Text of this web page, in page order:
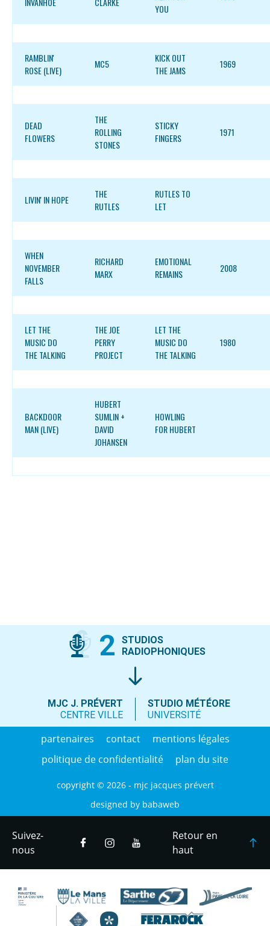
YOU
RAMBLIN'
ROSE (LIVE)
MC5
KICK OUT
THE JAMS
1969
DEAD
FLOWERS
THE
ROLLING
STONES
STICKY
FINGERS
1971
LIVIN' IN HOPE
THE
RUTLES
RUTLES TO
LET
WHEN
NOVEMBER
FALLS
RICHARD
MARX
EMOTIONAL
REMAINS
2008
LET THE
MUSIC DO
THE TALKING
THE JOE
PERRY
PROJECT
LET THE
MUSIC DO
THE TALKING
1980
BACKDOOR
MAN (LIVE)
HUBERT
SUMLIN +
DAVID
JOHANSEN
HOWLING
FOR HUBERT
2
STUDIOS
RADIOPHONIQUES
MJC J. PRÉVERT
CENTRE VILLE
STUDIO MÉTÉORE
UNIVERSITÉ
partenaires contact
mentions légales
politique de confidentialité
plan du site
copyright © 2026 - mjc jacques prévert
designed by babaweb
Suivez-
nous
Retour en
haut